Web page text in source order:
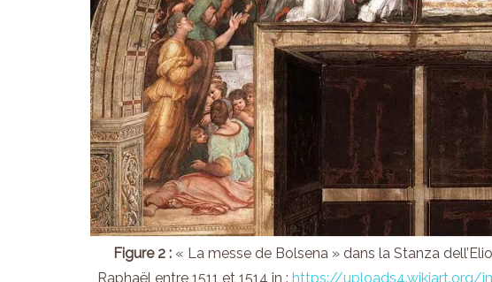
Figure 2 :« La messe de Bolsena » dans la Stanza
Raphaël entre 1511 et 1514 in : https://uploads4.wikiart.org/